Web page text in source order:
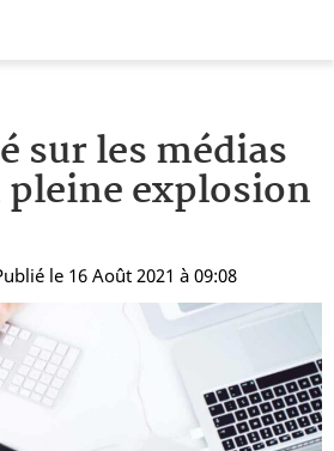
sur les médias
pleine explosion
le 16 Août 2021 à 09:08